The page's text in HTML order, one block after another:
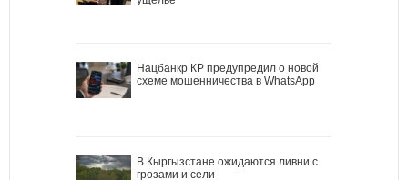
Нацбанкр КР предупредил о новой
схеме мошенничества в WhatsApp
В Кыргызстане ожидаются ливни с
грозами и сели